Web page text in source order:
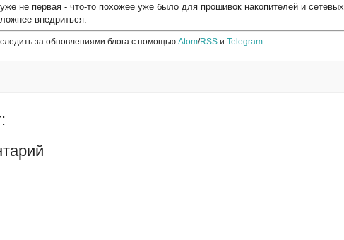
не первая - что-то похожее уже было для прошивок накопителей и сетевых
внедриться.
за обновлениями блога с помощью Atom/RSSи Telegram.